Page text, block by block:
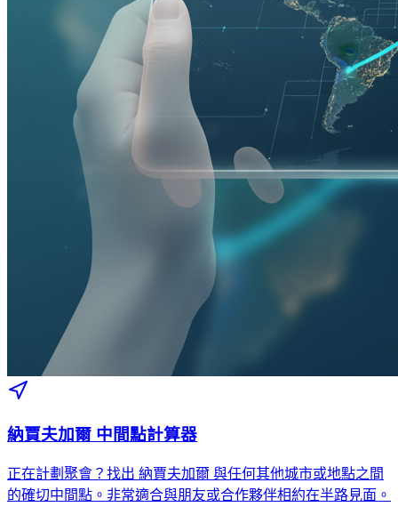
納賈夫加爾 中間點計算器
正在計劃聚會？找出 納賈夫加爾 與任何其他城市或地點之間
的確切中間點。非常適合與朋友或合作夥伴相約在半路見面。